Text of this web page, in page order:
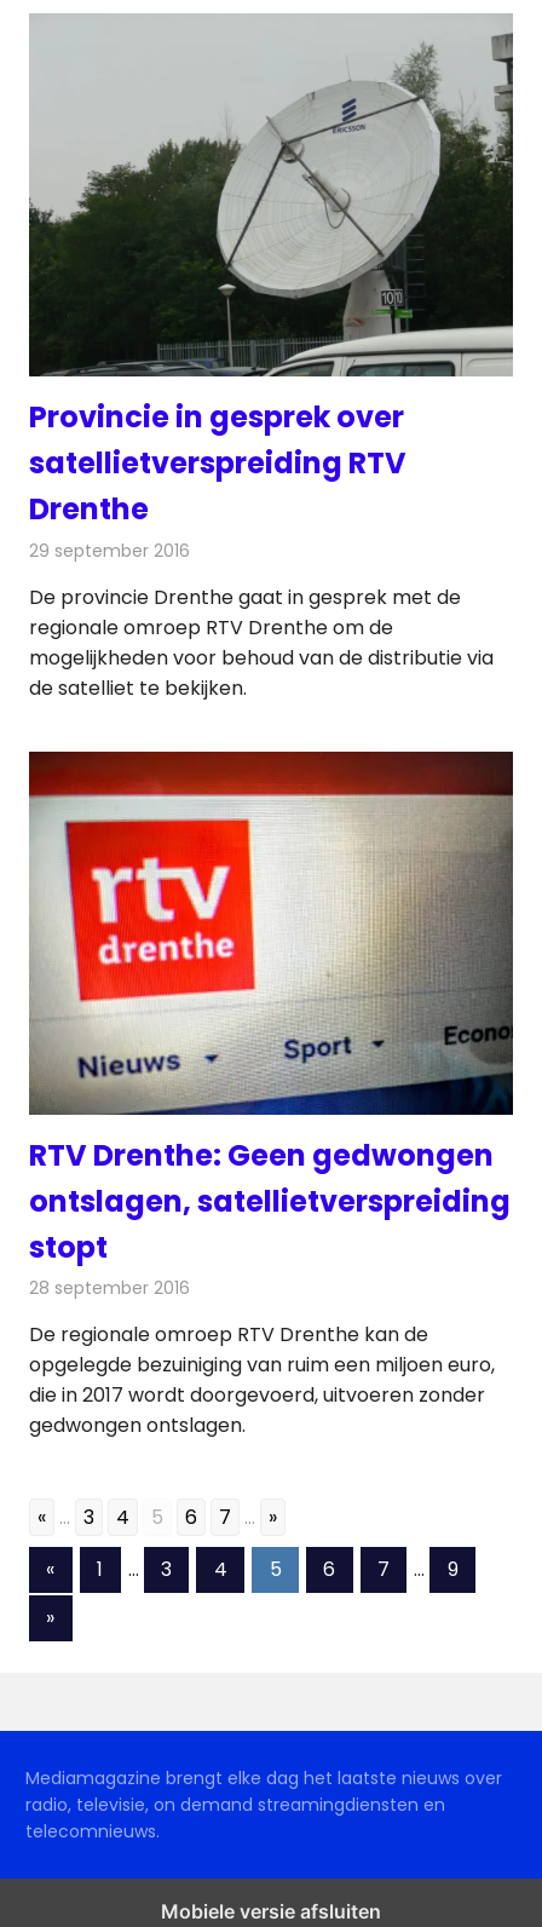
Provincie in gesprek over
satellietverspreiding RTV
Drenthe
29 september 2016
De provincie Drenthe gaat in gesprek met de
regionale omroep RTV Drenthe om de
mogelijkheden voor behoud van de distributie via
de satelliet te bekijken.
RTV Drenthe: Geen gedwongen
ontslagen, satellietverspreiding
stopt
28 september 2016
De regionale omroep RTV Drenthe kan de
opgelegde bezuiniging van ruim een miljoen euro,
die in 2017 wordt doorgevoerd, uitvoeren zonder
gedwongen ontslagen.
« ... 3 4 5 6 7 ... »
Berichten
paginering
«Vorige
berichten
1 … 3 4 5 6 7 …
9
Volgende
berichten
»
Mediamagazine brengt elke dag het laatste nieuws over
radio, televisie, on demand streamingdiensten en
telecomnieuws.
Mobiele versie afsluiten